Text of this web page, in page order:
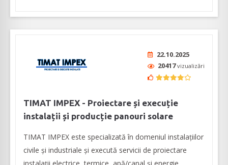
22.10.2025
20417vizualizări
TIMAT IMPEX - Proiectare și execuție
instalații și producție panouri solare
TIMAT IMPEX este specializată în domeniul instalaţiilor
civile şi industriale şi execută servicii de proiectare